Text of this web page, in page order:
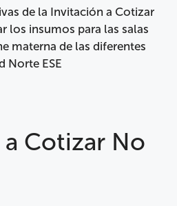
de la Invitación a Cotizar
los insumos para las salas
materna de las diferentes
Norte ESE
Cotizar No